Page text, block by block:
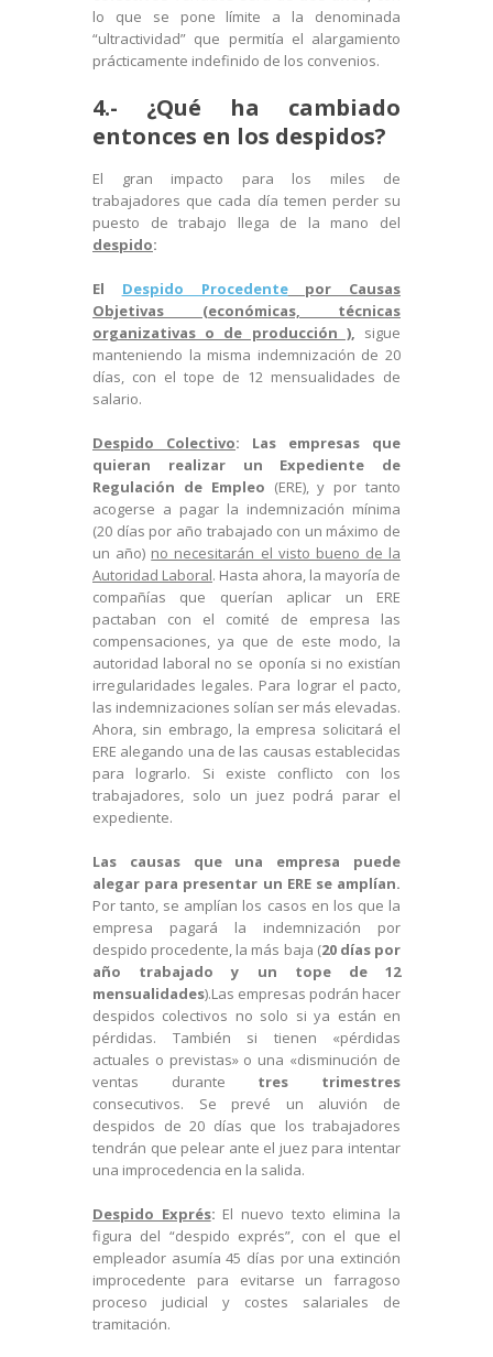
lo que se pone límite a la denominada
“ultractividad” que permitía el alargamiento
prácticamente indefinido de los convenios.
4.- ¿Qué ha cambiado
entonces en los despidos?
El gran impacto para los miles de
trabajadores que cada día temen perder su
puesto de trabajo llega de la mano del
despido:
El Despido Procedentepor Causas
Objetivas (económicas, técnicas
organizativas o de producción ), sigue
manteniendo la misma indemnización de 20
días, con el tope de 12 mensualidades de
salario.
Despido Colectivo: Las empresas que
quieran realizar un Expediente de
Regulación de Empleo (ERE), y por tanto
acogerse a pagar la indemnización mínima
(20 días por año trabajado con un máximo de
un año) no necesitarán el visto bueno de la
Autoridad Laboral. Hasta ahora, la mayoría de
compañías que querían aplicar un ERE
pactaban con el comité de empresa las
compensaciones, ya que de este modo, la
autoridad laboral no se oponía si no existían
irregularidades legales. Para lograr el pacto,
las indemnizaciones solían ser más elevadas.
Ahora, sin embrago, la empresa solicitará el
ERE alegando una de las causas establecidas
para lograrlo. Si existe conflicto con los
trabajadores, solo un juez podrá parar el
expediente.
Las causas que una empresa puede
alegar para presentar un ERE se amplían.
Por tanto, se amplían los casos en los que la
empresa pagará la indemnización por
despido procedente, la más baja (20 días por
año trabajado y un tope de 12
mensualidades).Las empresas podrán hacer
despidos colectivos no solo si ya están en
pérdidas. También si tienen «pérdidas
actuales o previstas» o una «disminución de
ventas durante tres trimestres
consecutivos. Se prevé un aluvión de
despidos de 20 días que los trabajadores
tendrán que pelear ante el juez para intentar
una improcedencia en la salida.
Despido Exprés: El nuevo texto elimina la
figura del “despido exprés”, con el que el
empleador asumía 45 días por una extinción
improcedente para evitarse un farragoso
proceso judicial y costes salariales de
tramitación.